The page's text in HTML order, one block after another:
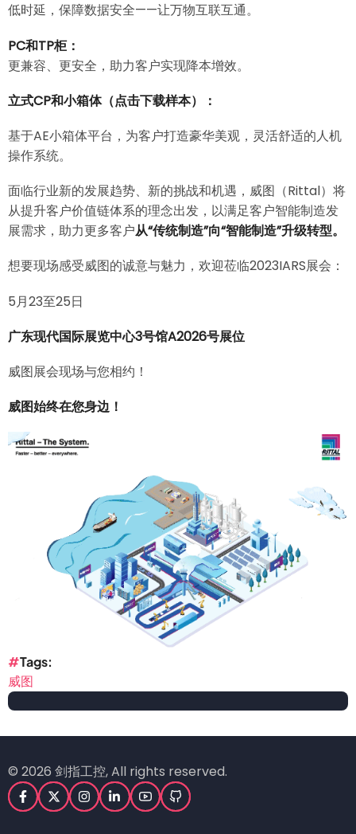
低时延，保障数据安全——让万物互联互通。
PC和TP柜：
更兼容、更安全，助力客户实现降本增效。
立式CP和小箱体（点击下载样本）
：
基于AE小箱体平台，为客户打造豪华美观，灵活舒适的人机
操作系统。
面临行业新的发展趋势、新的挑战和机遇，威图（Rittal）将
从提升客户价值链体系的理念出发，以满足客户智能制造发
展需求，助力更多客户从“传统制造”向“智能制造”升级转型。
想要现场感受威图的诚意与魅力，欢迎莅临2023IARS展会：
5月23至25日
广东现代国际展览中心3号馆A2026号展位
威图展会现场与您相约！
威图始终在您身边！
Tags
威图
© 2026 剑指工控, All rights reserved.